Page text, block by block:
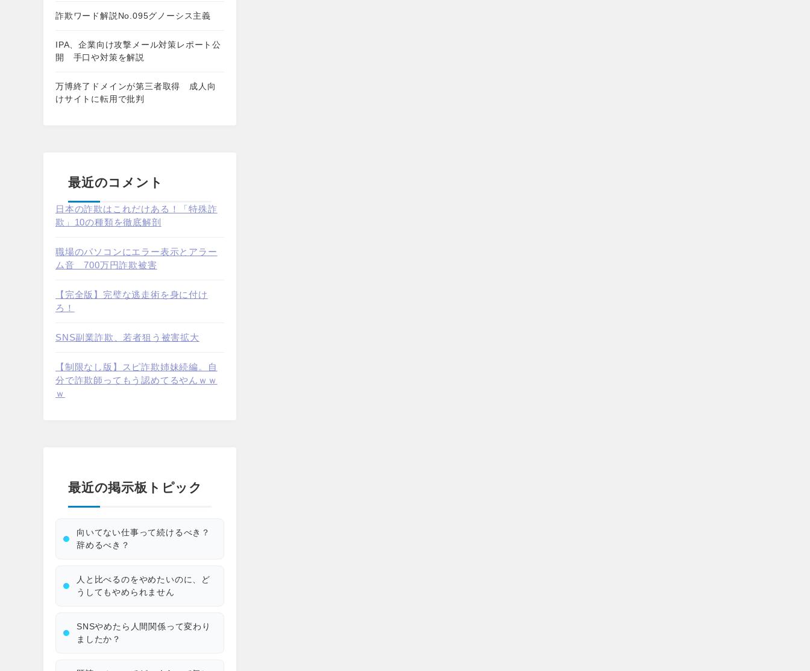
詐欺ワード解説No.095グノーシス主義
IPA、企業向け攻撃メール対策レポート公
開 手口や対策を解説
万博終了ドメインが第三者取得 成人向
けサイトに転用で批判
最近のコメント
日本の詐欺はこれだけある！「特殊詐
欺」10の種類を徹底解剖
職場のパソコンにエラー表示とアラー
ム音 700万円詐欺被害
【完全版】完璧な逃走術を身に付け
ろ！
SNS副業詐欺、若者狙う被害拡大
【制限なし版】スピ詐欺姉妹続編。自
分で詐欺師ってもう認めてるやんｗｗ
ｗ
最近の掲示板トピック
向いてない仕事って続けるべき？
辞めるべき？
人と比べるのをやめたいのに、ど
うしてもやめられません
SNSやめたら人間関係って変わり
ましたか？